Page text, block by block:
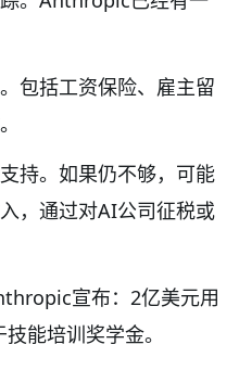
包括工资保险、雇主留
持。如果仍不够，可能
，通过对AI公司征税或
宣布：2亿美元用
能培训奖学金。